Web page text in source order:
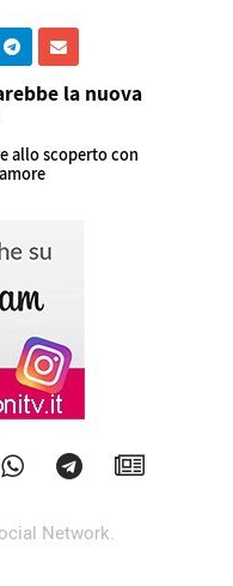
la nuova
allo scoperto con
Network.